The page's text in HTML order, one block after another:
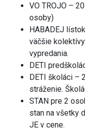
VO TROJO –
osoby)
HABADEJ
väčšie
vypredania.
DETI
DETI školáci –
stráženie.
STAN pre 2
stan na všetky
JE v cene.